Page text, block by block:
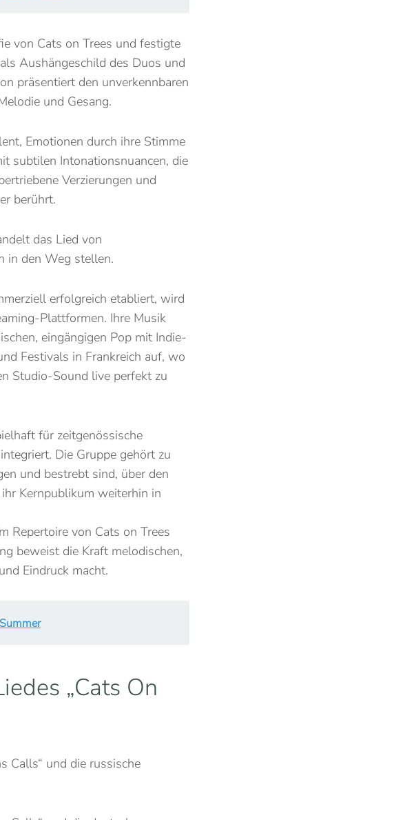
von Cats on Trees und festigte
Aushängeschild des Duos und
präsentiert den unverkennbaren
und Gesang.
Emotionen durch ihre Stimme
subtilen Intonationsnuancen, die
Verzierungen und
berührt.
das Lied von
in den Weg stellen.
erfolgreich etabliert, wird
Plattformen. Ihre Musik
eingängigen Pop mit Indie-
Festivals in Frankreich auf, wo
Studio-Sound live perfekt zu
für zeitgenössische
Die Gruppe gehört zu
und bestrebt sind, über den
Kernpublikum weiterhin in
Repertoire von Cats on Trees
beweist die Kraft melodischen,
Eindruck macht.
„Cats On
Calls“ und die russische